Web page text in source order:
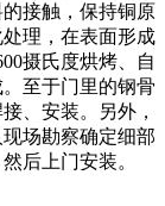
接触，保持铜原
理，在表面形成
摄氏度烘烤、自
至于门里的钢骨
、安装。另外，
场勘察确定细部
后上门安装。